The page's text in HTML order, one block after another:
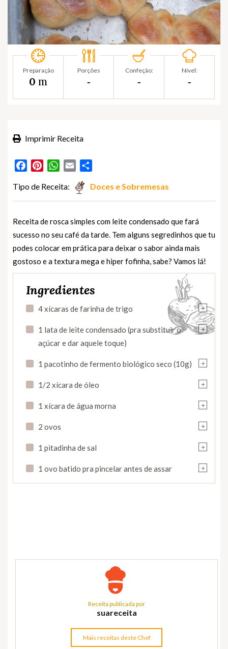
Preparação
0 m
Porções
‐
Confeção:
‐
Nível:
‐
Imprimir Receita
FacebookPinterestWhatsApp
Email
Tipo de Receita: Doces e Sobremesas
Receita de rosca simples com leite condensado que fará
sucesso no seu café da tarde. Tem alguns segredinhos que tu
podes colocar em prática para deixar o sabor ainda mais
gostoso e a textura mega e hiper fofinha, sabe? Vamos lá!
Ingredientes
+
4 xícaras de farinha de trigo
+
1 lata de leite condensado (pra substituir o
açúcar e dar aquele toque)
+
1 pacotinho de fermento biológico seco (10g)
+
1/2 xícara de óleo
+
1 xícara de água morna
+
2 ovos
+
1 pitadinha de sal
+
1 ovo batido pra pincelar antes de assar
Receita publicada por
suareceita
Mais receitas deste Chef